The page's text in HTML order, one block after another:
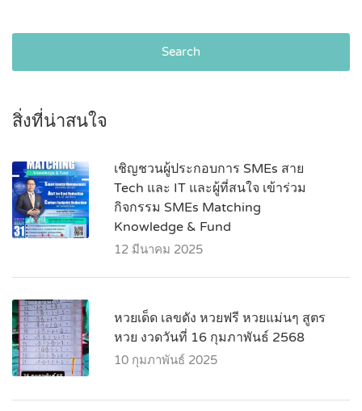
Search
สิ่งที่น่าสนใจ
เชิญชวนผู้ประกอบการ SMEs สาย
Tech และ IT และผู้ที่สนใจ เข้าร่วม
กิจกรรม SMEs Matching
Knowledge & Fund
12 มีนาคม 2025
หวยเด็ด เลขดัง หวยฟรี หวยแม่นๆ สูตร
หวย งวดวันที่ 16 กุมภาพันธ์ 2568
10 กุมภาพันธ์ 2025